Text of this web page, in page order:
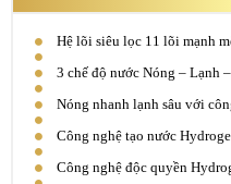
Hệ lõi siêu lọc 11 lõi mạnh
3 chế độ nước Nóng – Lạnh
Nóng nhanh lạnh sâu với
Công nghệ tạo nước
Công nghệ độc quyền